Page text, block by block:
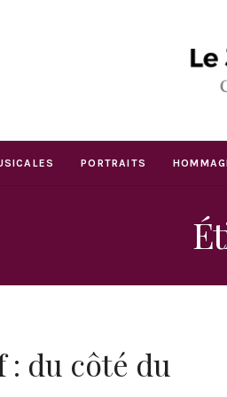
PORTRAITS
du côté du